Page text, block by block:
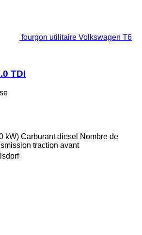
fourgon utilitaire Volkswagen T6
TDI
kW) Carburant diesel Nombre de
traction avant